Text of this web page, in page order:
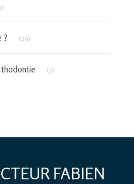
? (26)
(7)
FABIEN